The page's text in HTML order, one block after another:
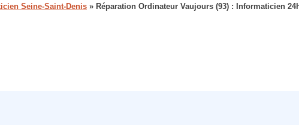
Seine-Saint-Denis » Réparation Ordinateur Vaujours (93) : Informaticien